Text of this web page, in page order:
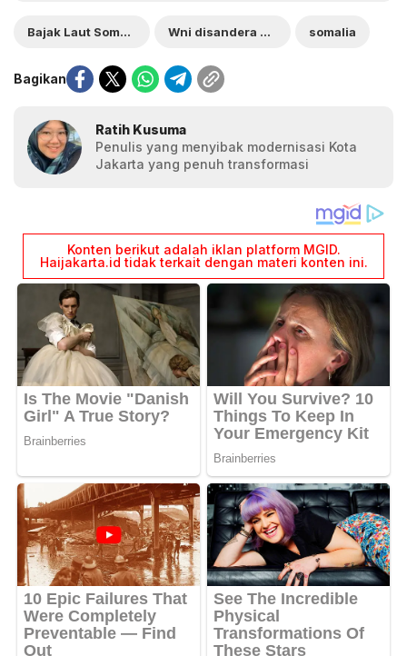
Bajak Laut Somalia Wni disandera bajak laut somalia
Bagikan
Ratih Kusuma
Penulis yang menyibak modernisasi Kota
Jakarta yang penuh transformasi